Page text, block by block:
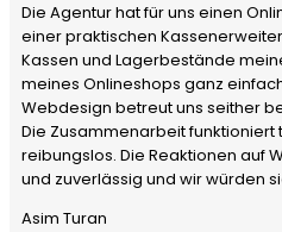
Die Agentur hat für uns einen
einer praktischen
Kassen und Lagerbestände
meines Onlineshops ganz
Webdesign betreut uns seither
Die Zusammenarbeit funktioniert
reibungslos. Die Reaktionen auf
und zuverlässig und wir würden
Asim Turan